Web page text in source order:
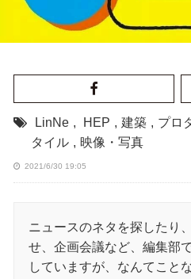
LinNe , HEP , 建築 , プロ
タイル , 映像・写真
2021/6/30 19:05
ニュースのネタを探したり
せ、企画会議など、編集部
していますが、なんてこと